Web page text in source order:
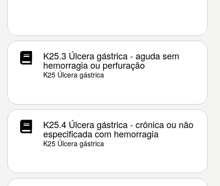
K25.3 Úlcera gástrica - aguda sem
hemorragia ou perfuração
K25 Úlcera gástrica
K25.4 Úlcera gástrica - crônica ou não
especificada com hemorragia
K25 Úlcera gástrica